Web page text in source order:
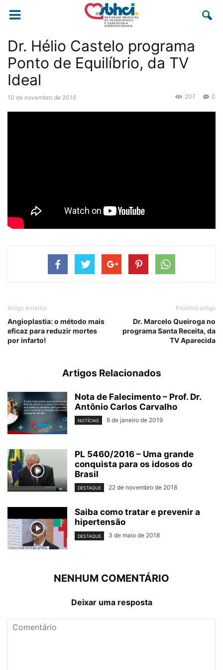
Dr. Hélio Castelo programa
Ponto de Equilíbrio, da TV
Ideal
10 de novembro de 2016 0
207
Artigo anterior
Angioplastia: o método mais
eficaz para reduzir mortes
por infarto!
Próximo artigo
Dr. Marcelo Queiroga no
programa Santa Receita, da
TV Aparecida
Artigos Relacionados
Nota de Falecimento – Prof. Dr.
Antônio Carlos Carvalho
NOTÍCIAS 8 de janeiro de 2019
PL 5460/2016 – Uma grande
conquista para os idosos do
Brasil
DESTAQUE 22 de novembro de 2018
Saiba como tratar e prevenir a
hipertensão
DESTAQUE 3 de maio de 2018
NENHUM COMENTÁRIO
Deixar uma resposta